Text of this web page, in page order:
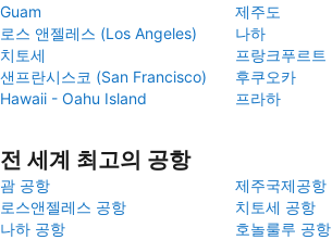
Guam
제주도
로스 앤젤레스 (Los Angeles)
나하
치토세
프랑크푸르트
샌프란시스코 (San Francisco)
후쿠오카
Hawaii - Oahu Island
프라하
전 세계 최고의 공항
괌 공항
제주국제공항
로스앤젤레스 공항
치토세 공항
나하 공항
호놀룰루 공항